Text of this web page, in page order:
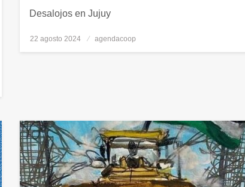
Desalojos en Jujuy
Publicado
22 agosto 2024 agendacoop